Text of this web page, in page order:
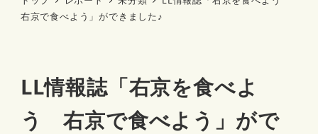
右京で食べよう」ができました♪
LL情報誌「右京を食べよ
う 右京で食べよう」がで